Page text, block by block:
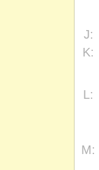
J:
K:
L:
M: